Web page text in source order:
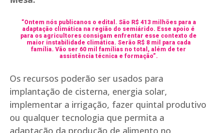
“Ontem nós publicanos o edital. São R$ 413 milhões para a
adaptação climática na região do semiárido. Esse apoio é
para os agricultores consigam enfrentar esse contexto de
maior instabilidade climática. Serão R$ 8 mil para cada
família. Vão ser 60 mil famílias no total, além de ter
assistência técnica e formação”.
Os recursos poderão ser usados para
implantação de cisterna, energia solar,
implementar a irrigação, fazer quintal produtivo
ou qualquer tecnologia que permita a